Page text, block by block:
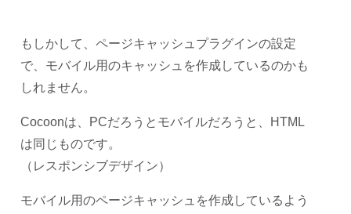
もしかして、ページキャッシュプラグインの設定
で、モバイル用のキャッシュを作成しているのかも
しれません。
Cocoonは、PCだろうとモバイルだろうと、HTML
は同じものです。
（レスポンシブデザイン）
モバイル用のページキャッシュを作成しているよう